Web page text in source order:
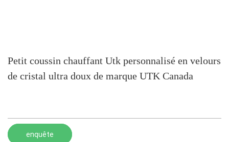
Petit coussin chauffant Utk personnalisé en velours
de cristal ultra doux de marque UTK Canada
enquête